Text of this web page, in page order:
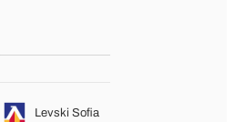
Levski Sofia